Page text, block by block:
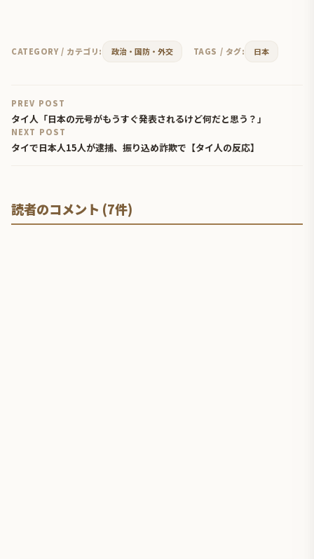
CATEGORY / カテゴリ: 政治・国防・外交 TAGS / タグ: 日本
PREV POST
タイ人「日本の元号がもうすぐ発表されるけど何だと思う？」
NEXT POST
タイで日本人15人が逮捕、振り込め詐欺で【タイ人の反応】
読者のコメント (7件)